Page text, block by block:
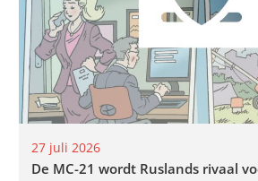
27 juli 2026
De MC-21 wordt Ruslands rivaal